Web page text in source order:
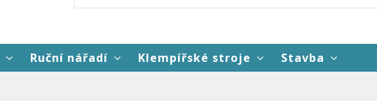
Ruční nářadí Klempířské stroje Stavba